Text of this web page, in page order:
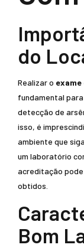
do
Realizar o
fundamental
detecção de
isso, é
ambiente que
um laboratório
acreditação
obtidos.
Bom